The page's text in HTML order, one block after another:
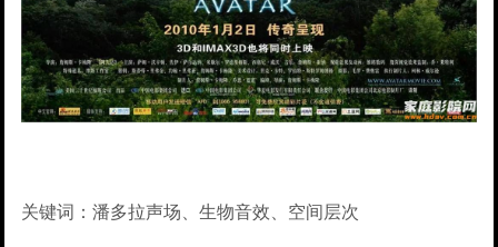
关键词：潘多拉声场、生物音效、空间层次